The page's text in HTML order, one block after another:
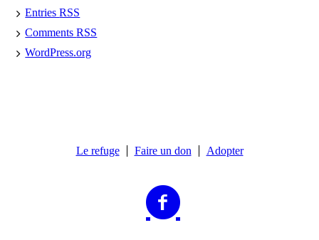
EntriesRSS
CommentsRSS
WordPress.org
Le refuge Faire un don Adopter